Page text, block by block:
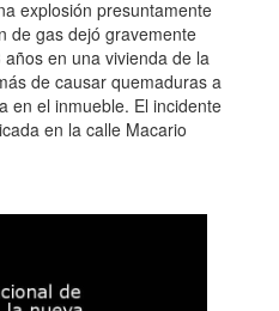
explosión presuntamente
de gas dejó gravemente
en una vivienda de la
de causar quemaduras a
en el inmueble. El incidente
en la calle Macario